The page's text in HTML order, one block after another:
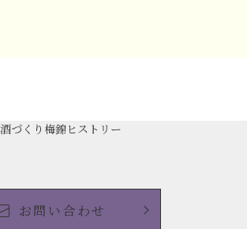
づくり梅錦ヒストリー
お問い合わせ